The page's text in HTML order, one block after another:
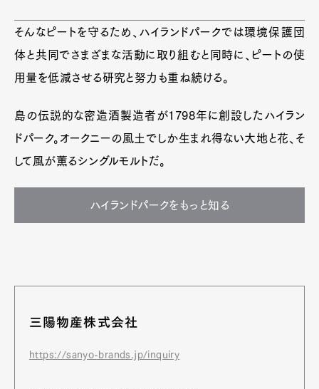
そんなピートを守るため、ハイランドパークでは環境保護団
体と共同でさまざまな活動に取り組むと同時に、ピートの使
用量を低減させる研究と努力も重ね続ける。
島の伝説的な密造酒製造者が1798年に創設したハイラン
ドパーク。オークニーの風土でしか生まれ得ない大地と花、そ
して風が薫るシングルモルトだ。
ハイランドパークをもっと知る
三陽物産株式会社
https://sanyo-brands.jp/inquiry